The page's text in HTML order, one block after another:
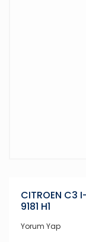
CITROEN C3
9181 H1
Yorum Yap